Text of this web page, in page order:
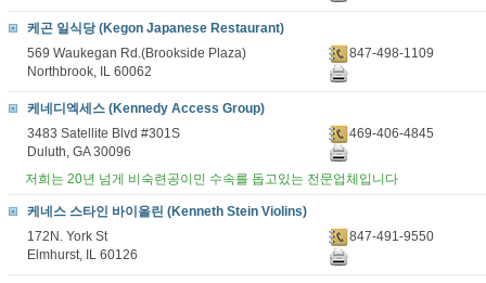
케곤 일식당 (Kegon Japanese Restaurant)
569 Waukegan Rd.(Brookside Plaza)
Northbrook, IL 60062
847-498-1109
케네디엑세스 (Kennedy Access Group)
3483 Satellite Blvd #301S
Duluth, GA 30096
469-406-4845
저희는 20년 넘게 비숙련공이민 수속를 돕고있는 전문업체입니다
케네스 스타인 바이올린 (Kenneth Stein Violins)
172N. York St
Elmhurst, IL 60126
847-491-9550